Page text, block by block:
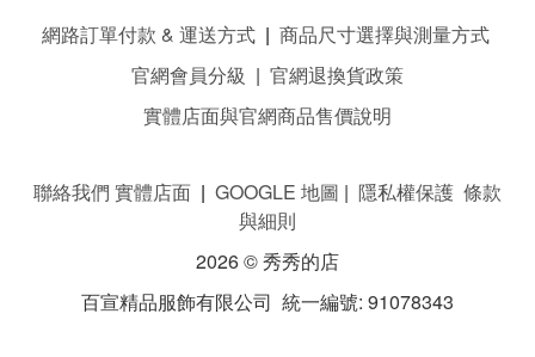
網路訂單付款 & 運送方式| 商品尺寸選擇與測量方式
官網會員分級 | 官網退換貨政策
實體店面與官網商品售價說明
聯絡我們 實體店面 | GOOGLE 地圖 | 隱私權保護 條款
與細則
2026 © 秀秀的店
百宣精品服飾有限公司 統一編號: 91078343